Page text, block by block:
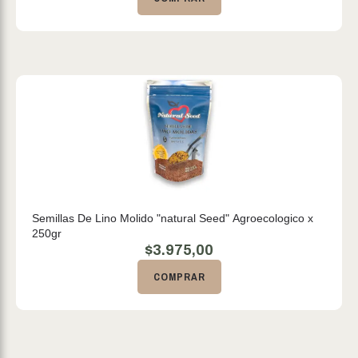
Semillas De Lino Molido "natural Seed" Agroecologico x
250gr
$3.975,00
COMPRAR